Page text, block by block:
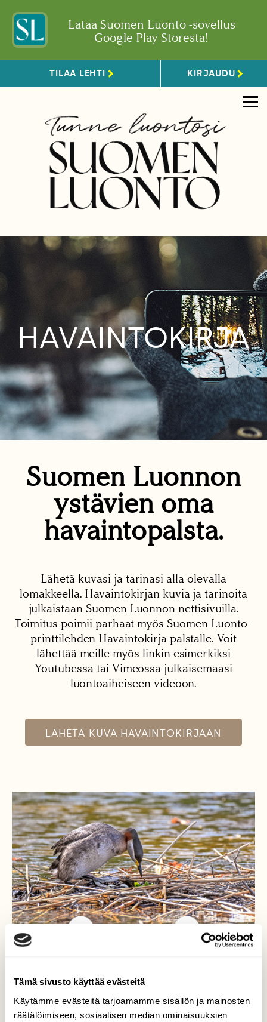
Tämä sivusto käyttää evästeitä
Käytämme evästeitä tarjoamamme sisällön ja mainosten
räätälöimiseen, sosiaalisen median ominaisuuksien
Lataa Suomen Luonto -sovellus
Google Play Storesta!
TILAA LEHTI KIRJAUDU
HAVAINTOKIRJA
Suomen Luonnon
ystävien oma
havaintopalsta.
Lähetä kuvasi ja tarinasi alla olevalla
lomakkeella. Havaintokirjan kuvia ja tarinoita
julkaistaan Suomen Luonnon nettisivuilla.
Toimitus poimii parhaat myös Suomen Luonto -
printtilehden Havaintokirja-palstalle. Voit
lähettää meille myös linkin esimerkiksi
Youtubessa tai Vimeossa julkaisemaasi
luontoaiheiseen videoon.
LÄHETÄ KUVA HAVAINTOKIRJAAN
Härkälintuemo asettuu
hautomaan